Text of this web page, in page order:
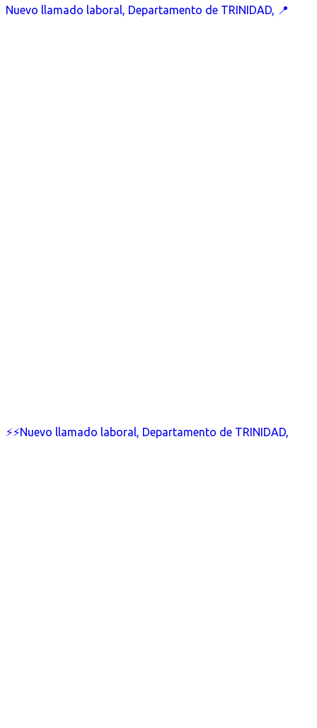
Nuevo llamado laboral, Departamento de TRINIDAD, 📍
⚡⚡Nuevo llamado laboral, Departamento de TRINIDAD,